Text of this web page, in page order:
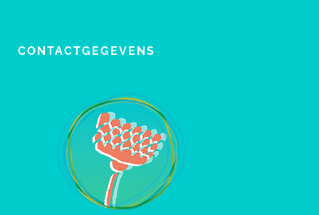
CONTACTGEGEVENS